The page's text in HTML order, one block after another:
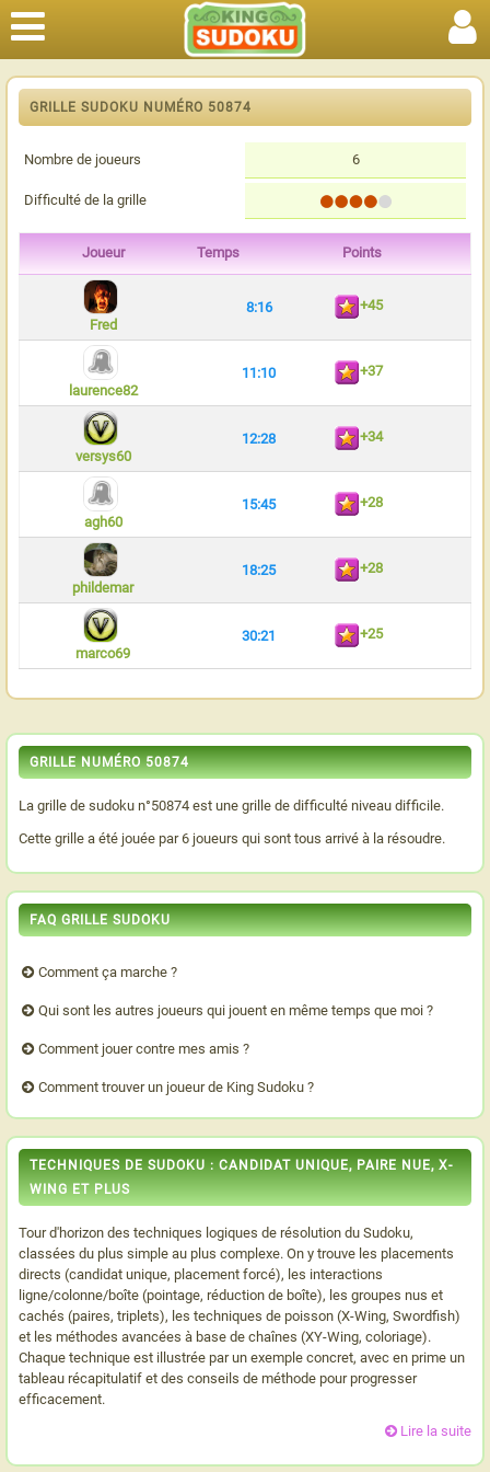
GRILLE SUDOKU NUMÉRO 50874
Nombre de joueurs 6
Difficulté de la grille
Joueur Temps Points
Fred
8:16 +45
laurence82
11:10 +37
versys60
12:28 +34
agh60
15:45 +28
phildemar
18:25 +28
marco69
30:21 +25
GRILLE NUMÉRO 50874
La grille de sudoku n°50874 est une grille de difficulté niveau difficile.
Cette grille a été jouée par 6 joueurs qui sont tous arrivé à la résoudre.
FAQ GRILLE SUDOKU
Comment ça marche ?
Qui sont les autres joueurs qui jouent en même temps que moi ?
Comment jouer contre mes amis ?
Comment trouver un joueur de King Sudoku ?
TECHNIQUES DE SUDOKU : CANDIDAT UNIQUE, PAIRE NUE, X-
WING ET PLUS
Tour d'horizon des techniques logiques de résolution du Sudoku,
classées du plus simple au plus complexe. On y trouve les placements
directs (candidat unique, placement forcé), les interactions
ligne/colonne/boîte (pointage, réduction de boîte), les groupes nus et
cachés (paires, triplets), les techniques de poisson (X-Wing, Swordfish)
et les méthodes avancées à base de chaînes (XY-Wing, coloriage).
Chaque technique est illustrée par un exemple concret, avec en prime un
tableau récapitulatif et des conseils de méthode pour progresser
efficacement.
Lire la suite